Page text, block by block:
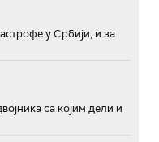
у Србији, и за
са којим дели и